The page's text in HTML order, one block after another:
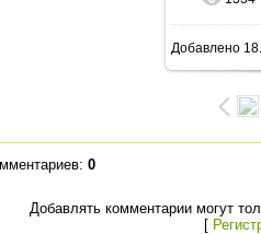
Добавлено
: 0
Добавлять комментарии могут
[